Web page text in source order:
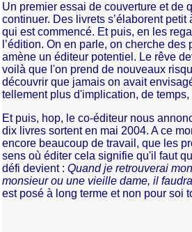
Un premier essai de couverture et de
continuer. Des livrets s’élaborent
qui est commencé. Et puis, en les
l’édition. On en parle, on cherche
amène un éditeur potentiel. Le rêve
voilà que l'on prend de nouveaux
découvrir que jamais on avait
tellement plus d'implication, de
Et puis, hop, le co-éditeur nous
dix livres sortent en mai 2004. A ce
encore beaucoup de travail, que les
sens où éditer cela signifie qu'il faut
défi devient : Quand je retrouverai
monsieur ou une vieille dame, il
est posé à long terme et non pour soi